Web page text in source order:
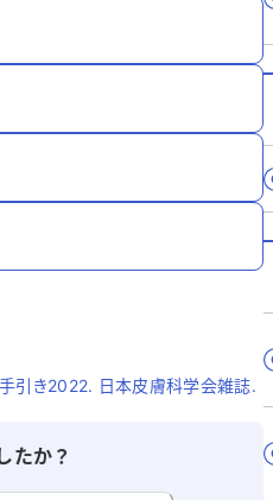
引き2022. 日本皮膚科学会雑誌.
たか？